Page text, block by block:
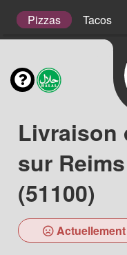
Pizzas Tacos
Livraison
sur
(51100)
Actuellement